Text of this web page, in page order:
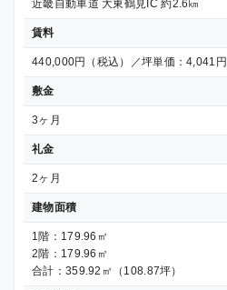
近畿自動車道 大東鶴見IC 約2.6㎞
賃料
440,000円（税込）／坪単価：4,041円
敷金
3ヶ月
礼金
2ヶ月
建物面積
1階：179.96㎡
2階：179.96㎡
合計：359.92㎡（108.87坪）